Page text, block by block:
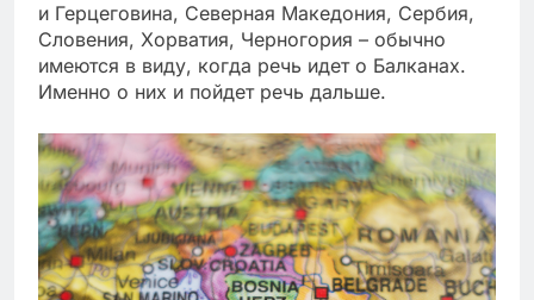
и Герцеговина, Северная Македония, Сербия,
Словения, Хорватия, Черногория – обычно
имеются в виду, когда речь идет о Балканах.
Именно о них и пойдет речь дальше.